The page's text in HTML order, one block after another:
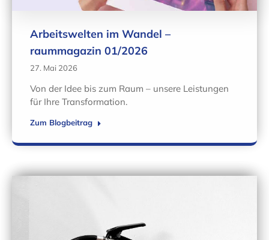
Arbeitswelten im Wandel –
raummagazin 01/2026
27. Mai 2026
Von der Idee bis zum Raum – unsere Leistungen
für Ihre Transformation.
Zum Blogbeitrag